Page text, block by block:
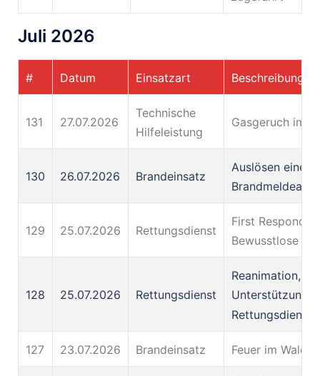
Juli 2026
# Datum Einsatzart Beschreibung
131 27.07.2026
Technische
Hilfeleistung
Gasgeruch im
130 26.07.2026 Brandeinsatz
Auslösen einer
129 25.07.2026 Rettungsdienst
First Responder,
Bewusstlose
128 25.07.2026 Rettungsdienst
Reanimation,
Unterstützung
127 23.07.2026 Brandeinsatz Feuer im Wald